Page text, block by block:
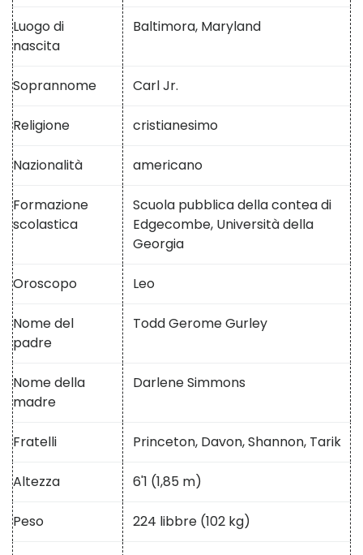
Luogo di
nascita
Baltimora, Maryland
Soprannome Carl Jr.
Religione cristianesimo
Nazionalità americano
Formazione
scolastica
Scuola pubblica della contea di
Edgecombe, Università della
Georgia
Oroscopo Leo
Nome del
padre
Todd Gerome Gurley
Nome della
madre
Darlene Simmons
Fratelli Princeton, Davon, Shannon, Tarik
Altezza 6'1 (1,85 m)
Peso 224 libbre (102 kg)